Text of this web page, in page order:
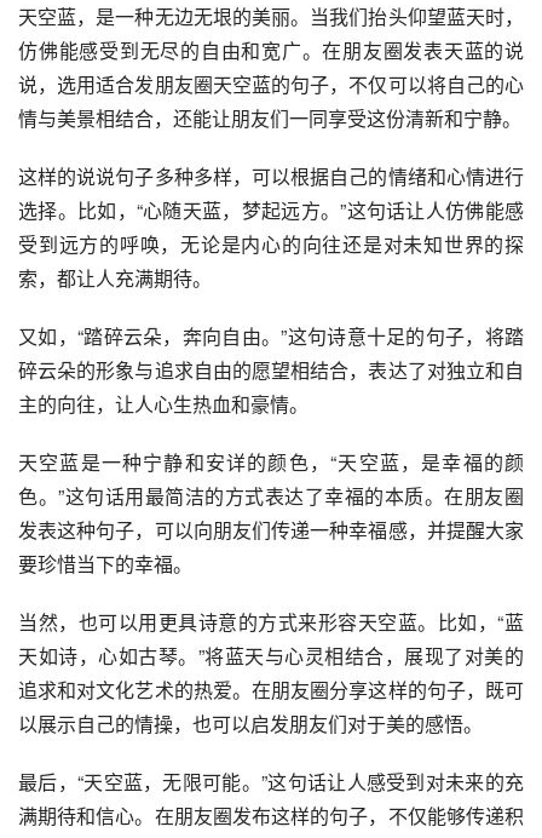
天空蓝，是一种无边无垠的美丽。当我们抬头仰望蓝天时，
仿佛能感受到无尽的自由和宽广。在朋友圈发表天蓝的说
说，选用适合发朋友圈天空蓝的句子，不仅可以将自己的心
情与美景相结合，还能让朋友们一同享受这份清新和宁静。
这样的说说句子多种多样，可以根据自己的情绪和心情进行
选择。比如，“心随天蓝，梦起远方。”这句话让人仿佛能感
受到远方的呼唤，无论是内心的向往还是对未知世界的探
索，都让人充满期待。
又如，“踏碎云朵，奔向自由。”这句诗意十足的句子，将踏
碎云朵的形象与追求自由的愿望相结合，表达了对独立和自
主的向往，让人心生热血和豪情。
天空蓝是一种宁静和安详的颜色，“天空蓝，是幸福的颜
色。”这句话用最简洁的方式表达了幸福的本质。在朋友圈
发表这种句子，可以向朋友们传递一种幸福感，并提醒大家
要珍惜当下的幸福。
当然，也可以用更具诗意的方式来形容天空蓝。比如，“蓝
天如诗，心如古琴。”将蓝天与心灵相结合，展现了对美的
追求和对文化艺术的热爱。在朋友圈分享这样的句子，既可
以展示自己的情操，也可以启发朋友们对于美的感悟。
最后，“天空蓝，无限可能。”这句话让人感受到对未来的充
满期待和信心。在朋友圈发布这样的句子，不仅能够传递积